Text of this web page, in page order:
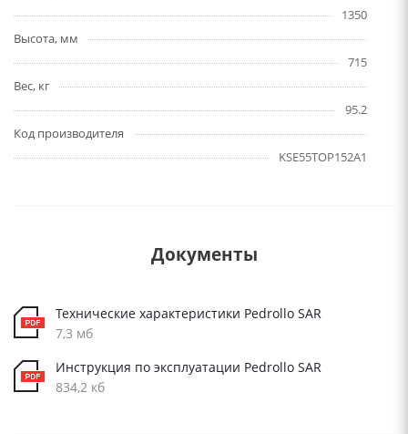
1350
Высота, мм
715
Вес, кг
95.2
Код производителя
KSE55TOP152A1
Документы
Технические характеристики Pedrollo SAR
7,3 мб
Инструкция по эксплуатации Pedrollo SAR
834,2 кб